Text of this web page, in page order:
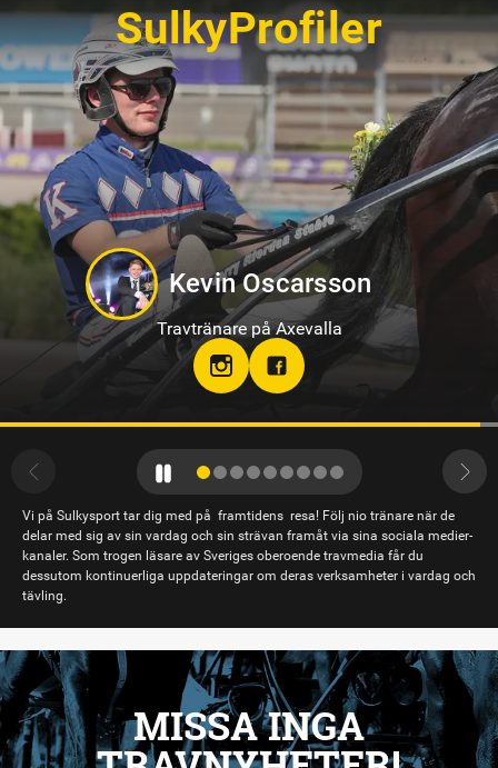
SulkyProfiler
Markus B Svedberg
Travtränare på Sundbyholmstravet i Eskilstuna
Vi på Sulkysport tar dig med på framtidens resa! Följ nio tränare när de
delar med sig av sin vardag och sin strävan framåt via sina sociala medier-
kanaler. Som trogen läsare av Sveriges oberoende travmedia får du
dessutom kontinuerliga uppdateringar om deras verksamheter i vardag och
tävling.
MISSA INGA